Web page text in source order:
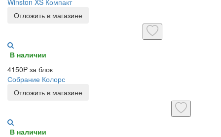
Отложить в магазине
В наличии
4150P за блок
Собрание Колорс
Отложить в магазине
В наличии